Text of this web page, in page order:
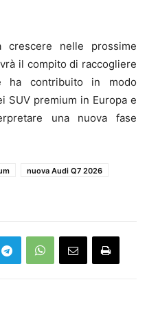
crescere nelle prossime
il compito di raccogliere
ha contribuito in modo
SUV premium in Europa e
una nuova fase
nuova Audi Q7 2026